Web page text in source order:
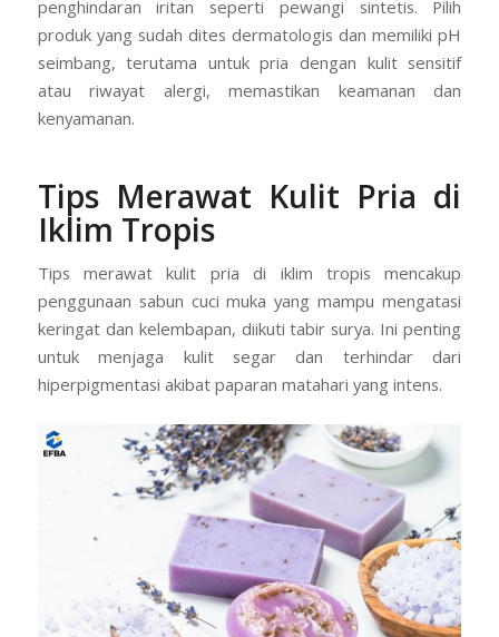
penghindaran iritan seperti pewangi sintetis. Pilih
produk yang sudah dites dermatologis dan memiliki pH
seimbang, terutama untuk pria dengan kulit sensitif
atau riwayat alergi, memastikan keamanan dan
kenyamanan.
Tips Merawat Kulit Pria di
Iklim Tropis
Tips merawat kulit pria di iklim tropis mencakup
penggunaan sabun cuci muka yang mampu mengatasi
keringat dan kelembapan, diikuti tabir surya. Ini penting
untuk menjaga kulit segar dan terhindar dari
hiperpigmentasi akibat paparan matahari yang intens.